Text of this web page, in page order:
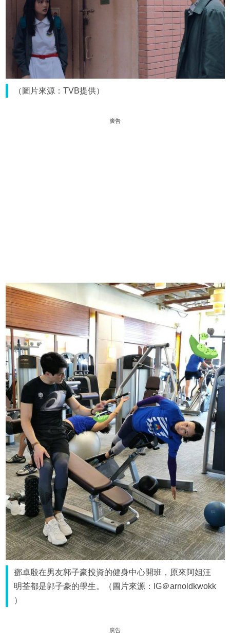
（圖片來源：TVB提供）
廣告
鄧卓殷在男友郭子豪投資的健身中心開班，原來阿姐汪
明荃都是郭子豪的學生。（圖片來源：IG＠arnoldkwokk
）
廣告